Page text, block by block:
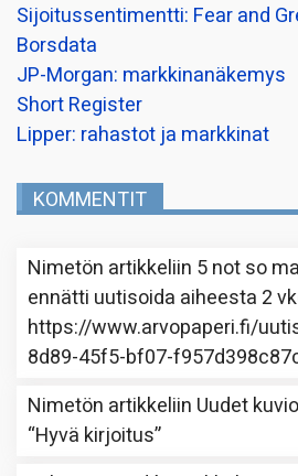
Sijoitussentimentti: Fear and
Borsdata
JP-Morgan: markkinanäkemys
Short Register
Lipper: rahastot ja markkinat
KOMMENTIT
Nimetön artikkeliin 5 not so
ennätti uutisoida aiheesta 2
https://www.arvopaperi.fi/
8d89-45f5-bf07-
Nimetön artikkeliin Uudet
“Hyvä kirjoitus”